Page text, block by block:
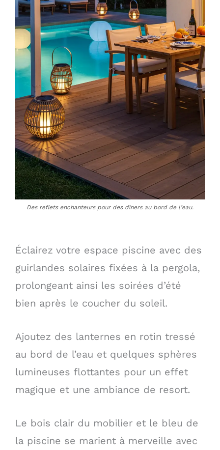
Des reflets enchanteurs pour des dîners au bord de l’eau.
Éclairez votre espace piscine avec des
guirlandes solaires fixées à la pergola,
prolongeant ainsi les soirées d’été
bien après le coucher du soleil.
Ajoutez des lanternes en rotin tressé
au bord de l’eau et quelques sphères
lumineuses flottantes pour un effet
magique et une ambiance de resort.
Le bois clair du mobilier et le bleu de
la piscine se marient à merveille avec